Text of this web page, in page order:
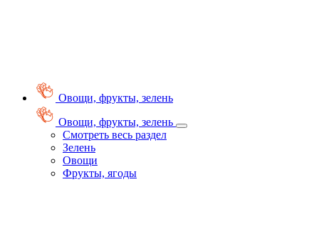
Овощи, фрукты, зелень
Овощи, фрукты, зелень
Смотреть весь раздел
Зелень
Овощи
Фрукты, ягоды